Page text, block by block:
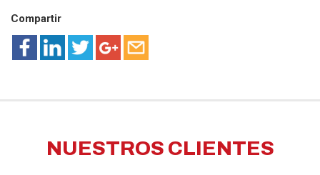
Compartir
NUESTROS CLIENTES